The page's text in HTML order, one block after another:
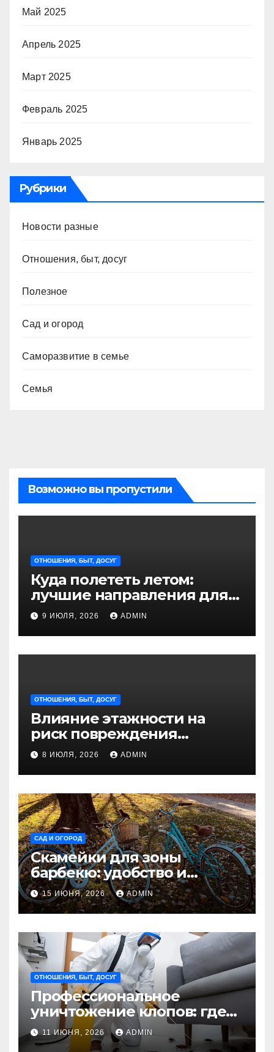
Май 2025
Апрель 2025
Март 2025
Февраль 2025
Январь 2025
Рубрики
Новости разные
Отношения, быт, досуг
Полезное
Сад и огород
Саморазвитие в семье
Семья
Возможно вы пропустили
ОТНОШЕНИЯ, БЫТ, ДОСУГ
Куда полететь летом:
лучшие направления для
отдыха из Санкт-
Петербурга
9 ИЮЛЯ, 2026 ADMIN
ОТНОШЕНИЯ, БЫТ, ДОСУГ
Влияние этажности на
риск повреждения
недвижимости
8 ИЮЛЯ, 2026 ADMIN
САД И ОГОРОД
Скамейки для зоны
барбекю: удобство и
безопасность на участке
Madmetal.ru
15 ИЮНЯ, 2026 ADMIN
ОТНОШЕНИЯ, БЫТ, ДОСУГ
Профессиональное
уничтожение клопов: где
оно необходимо?
11 ИЮНЯ, 2026 ADMIN